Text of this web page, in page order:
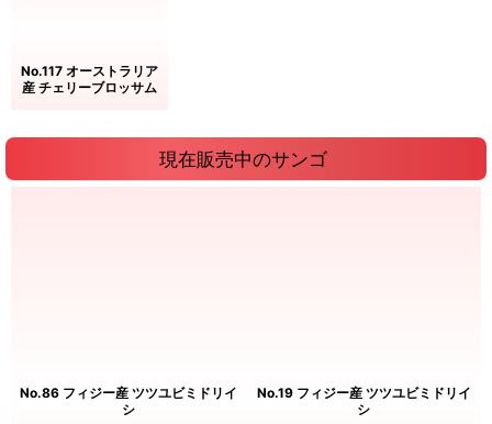
No.117 オーストラリア
産 チェリーブロッサム
現在販売中のサンゴ
No.86 フィジー産 ツツユビミドリイ
シ
No.19 フィジー産 ツツユビミドリイ
シ